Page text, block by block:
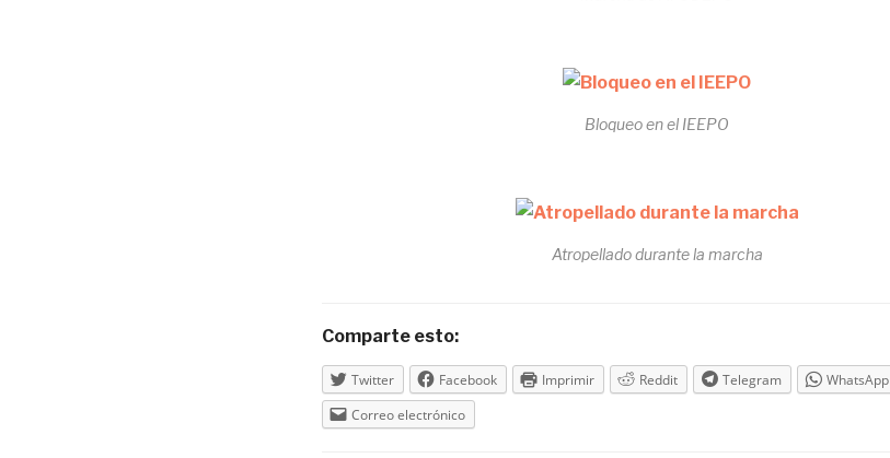
Bloqueo en el IEEPO
Atropellado durante la marcha
Comparte esto:
Twitter Facebook Imprimir Reddit Telegram
WhatsApp
Correo electrónico